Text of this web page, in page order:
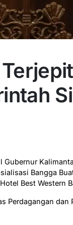
Gubernur
Bangga
Best Western
Perdagangan dan